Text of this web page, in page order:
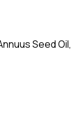
Seed